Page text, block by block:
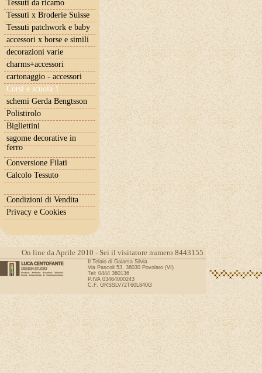
Tessuti da ricamo
Tessuti x Broderie Suisse
Tessuti patchwork e baby
accessori x borse e simili
decorazioni varie
charms+accessori
cartonaggio - accessori
Corsi e scuola 1
schemi Gerda Bengtsson
Polistirolo
Bigliettini
sagome decorative in
ferro
Conversione Filati
Calcolo Tessuto
Condizioni di Vendita
Privacy e Cookies
On line da Aprile 2010 - Sei il visitatore numero 8443155
Il Telaio di Gaiarsa Silvia
Via Pascoli 53, 36030 Povolaro (VI)
Tel: 0444 360136
P.IVA 03464000243
C.F. GRSSLV72T60L840G